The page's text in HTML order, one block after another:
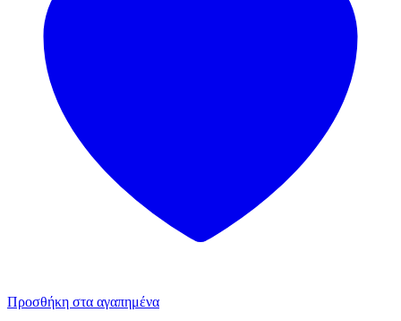
Προσθήκη στα αγαπημένα